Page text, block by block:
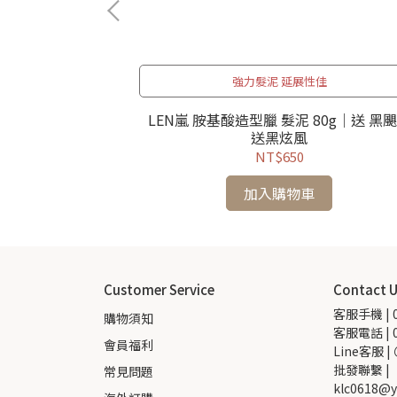
強力髮泥 延展性佳
LEN嵐 胺基酸造型臘 髮泥 80g｜送 黑
送黑炫風
NT$650
加入購物車
Customer Service
購物須知
會員福利
常見問題
Contact
客服手機 |
客服電話 |
Line客服 |
批發聯繫 |